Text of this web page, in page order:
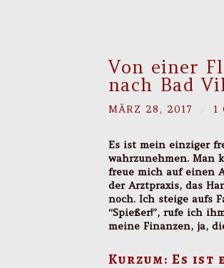
Von einer
nach Bad
MÄRZ 28, 2017 1
Es ist mein einziger
wahrzunehmen. Man
freue mich auf einen
der Arztpraxis, das
noch. Ich steige aufs
“Spießer!”, rufe ich
meine Finanzen, ja,
Kurzum: Es ist